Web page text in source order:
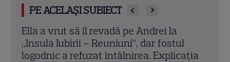
PE ACELAȘI SUBIECT
Richard Abou Zaki, gest special pentru
câștigătoarea Chefi la cuțite Kids. Irina a
avut parte de o cină specială în Italia